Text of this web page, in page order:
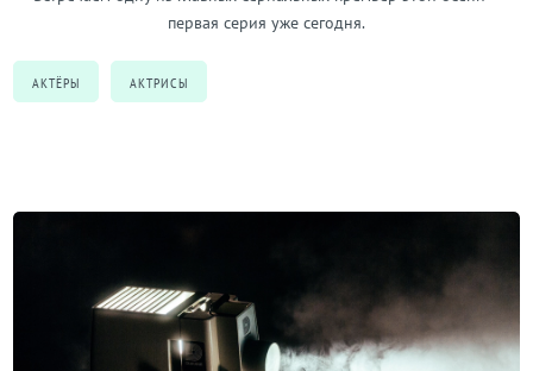
первая серия уже сегодня.
АКТЁРЫ АКТРИСЫ